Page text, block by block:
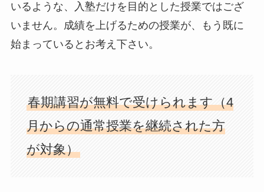
いるような、入塾だけを目的とした授業ではござ
いません。成績を上げるための授業が、もう既に
始まっているとお考え下さい。
春期講習が無料で受けられます（4
月からの通常授業を継続された方
が対象）